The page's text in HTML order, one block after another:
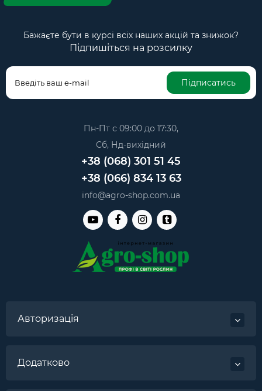
Бажаєте бути в курсі всіх наших акцій та знижок?
Підпишіться на розсилку
Підписатись
Пн-Пт с 09:00 до 17:30,
Сб, Нд-вихідний
+38 (068) 301 51 45
+38 (066) 834 13 63
info@agro-shop.com.ua
Авторизація
Додатково